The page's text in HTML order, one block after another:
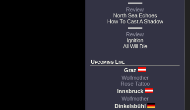
Review
North Sea Echoes
How To Cast A Shadow
Review
Ignition
All Will Die
Upcoming Live
Graz
Wolfmother
Rose Tattoo
Innsbruck
Wolfmother
Dinkelsbühl